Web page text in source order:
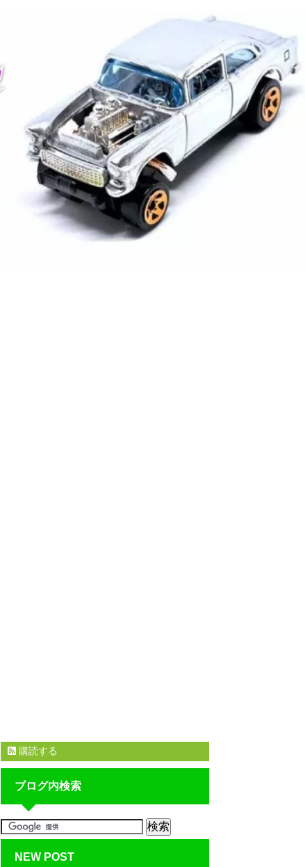
購読する
ブログ内検索
NEW POST